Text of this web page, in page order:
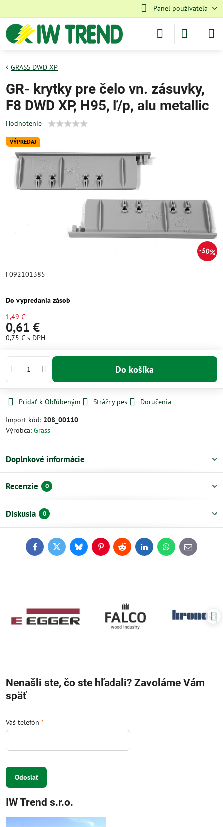
Panel používateľa
VÝPREDAJ
50%
GRASS DWD XP
GR- krytky pre čelo vn. zásuvky,
F8 DWD XP, H95, ľ/p, alu metallic
Hodnotenie
F092101385
Do vypredania zásob
1,49 €
0,61 €
0,75 € s DPH
Do košíka
Pridať k Obľúbeným Strážny pes
Doručenia
Import kód: 208_00110
Výrobca: Grass
Doplnkové informácie
Recenzie 0
Diskusia 0
FacebookTwitterBlueskyPinterestReddit LinkedInWhatsApp
E-
mail
Nenašli ste, čo ste hľadali? Zavoláme Vám
späť
Váš telefón *
Odoslať
IW Trend s.r.o.